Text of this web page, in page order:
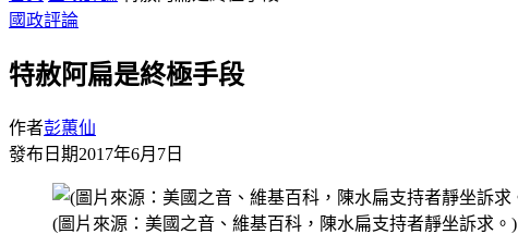
國政評論
特赦阿扁是終極手段
作者彭蕙仙
發布日期2017年6月7日
(圖片來源：美國之音、維基百科，陳水扁支持者靜坐訴求。)